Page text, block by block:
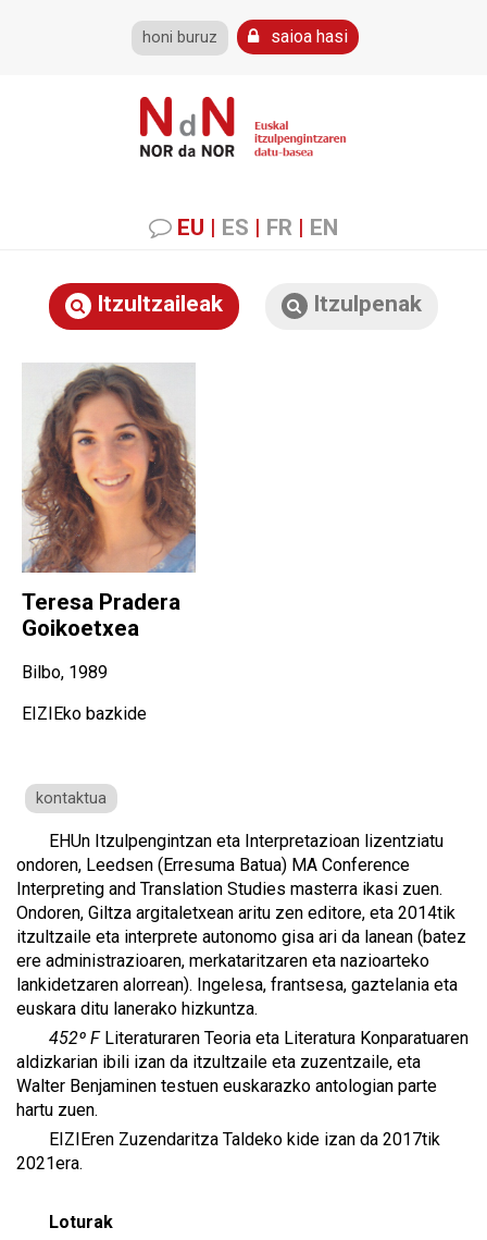
honi buruz saioa hasi
EU | ES | FR | EN
Itzultzaileak Itzulpenak
Teresa Pradera
Goikoetxea
Bilbo, 1989
EIZIEko bazkide
kontaktua
EHUn Itzulpengintzan eta Interpretazioan lizentziatu
ondoren, Leedsen (Erresuma Batua) MA Conference
Interpreting and Translation Studies masterra ikasi zuen.
Ondoren, Giltza argitaletxean aritu zen editore, eta 2014tik
itzultzaile eta interprete autonomo gisa ari da lanean (batez
ere administrazioaren, merkataritzaren eta nazioarteko
lankidetzaren alorrean). Ingelesa, frantsesa, gaztelania eta
euskara ditu lanerako hizkuntza.
452º FLiteraturaren Teoria eta Literatura Konparatuaren
aldizkarian ibili izan da itzultzaile eta zuzentzaile, eta
Walter Benjaminen testuen euskarazko antologian parte
hartu zuen.
EIZIEren Zuzendaritza Taldeko kide izan da 2017tik
2021era.
Loturak